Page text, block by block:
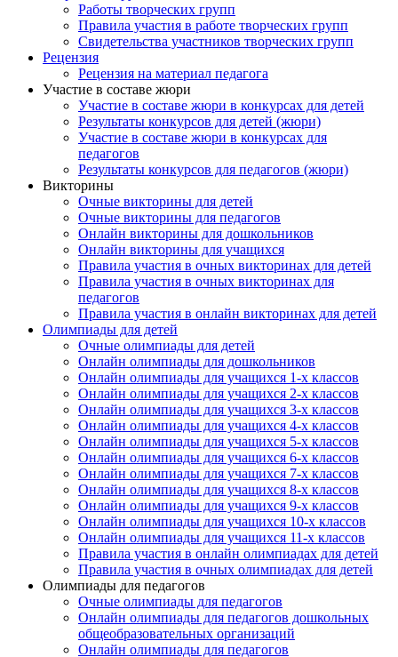
Работы творческих групп
Правила участия в работе творческих групп
Свидетельства участников творческих групп
Рецензия
Рецензия на материал педагога
Участие в составе жюри
Участие в составе жюри в конкурсах для детей
Результаты конкурсов для детей (жюри)
Участие в составе жюри в конкурсах для
педагогов
Результаты конкурсов для педагогов (жюри)
Викторины
Очные викторины для детей
Очные викторины для педагогов
Онлайн викторины для дошкольников
Онлайн викторины для учащихся
Правила участия в очных викторинах для детей
Правила участия в очных викторинах для
педагогов
Правила участия в онлайн викторинах для детей
Олимпиады для детей
Очные олимпиады для детей
Онлайн олимпиады для дошкольников
Онлайн олимпиады для учащихся 1-х классов
Онлайн олимпиады для учащихся 2-х классов
Онлайн олимпиады для учащихся 3-х классов
Онлайн олимпиады для учащихся 4-х классов
Онлайн олимпиады для учащихся 5-х классов
Онлайн олимпиады для учащихся 6-х классов
Онлайн олимпиады для учащихся 7-х классов
Онлайн олимпиады для учащихся 8-х классов
Онлайн олимпиады для учащихся 9-х классов
Онлайн олимпиады для учащихся 10-х классов
Онлайн олимпиады для учащихся 11-х классов
Правила участия в онлайн олимпиадах для детей
Правила участия в очных олимпиадах для детей
Олимпиады для педагогов
Очные олимпиады для педагогов
Онлайн олимпиады для педагогов дошкольных
общеобразовательных организаций
Онлайн олимпиады для педагогов